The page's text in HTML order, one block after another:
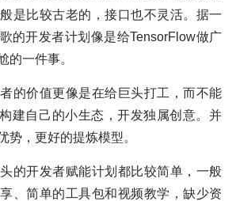
是比较古老的，接口也不灵活。据一
的开发者计划像是给TensorFlow做广
的一件事。
的价值更像是在给巨头打工，而不能
建自己的小生态，开发独属创意。并
势，更好的提炼模型。
的开发者赋能计划都比较简单，一般
、简单的工具包和视频教学，缺少资